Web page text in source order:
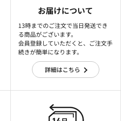
お届けについて
13時までのご注文で当日発送でき
る商品がございます。
会員登録していただくと、ご注文手
続きが簡単になります。
詳細はこちら